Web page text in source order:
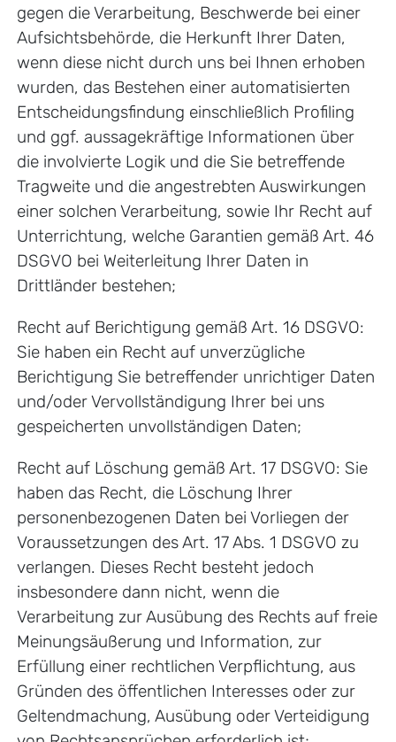
gegen die Verarbeitung, Beschwerde bei einer
Aufsichtsbehörde, die Herkunft Ihrer Daten,
wenn diese nicht durch uns bei Ihnen erhoben
wurden, das Bestehen einer automatisierten
Entscheidungsfindung einschließlich Profiling
und ggf. aussagekräftige Informationen über
die involvierte Logik und die Sie betreffende
Tragweite und die angestrebten Auswirkungen
einer solchen Verarbeitung, sowie Ihr Recht auf
Unterrichtung, welche Garantien gemäß Art. 46
DSGVO bei Weiterleitung Ihrer Daten in
Drittländer bestehen;
Recht auf Berichtigung gemäß Art. 16 DSGVO:
Sie haben ein Recht auf unverzügliche
Berichtigung Sie betreffender unrichtiger Daten
und/oder Vervollständigung Ihrer bei uns
gespeicherten unvollständigen Daten;
Recht auf Löschung gemäß Art. 17 DSGVO: Sie
haben das Recht, die Löschung Ihrer
personenbezogenen Daten bei Vorliegen der
Voraussetzungen des Art. 17 Abs. 1 DSGVO zu
verlangen. Dieses Recht besteht jedoch
insbesondere dann nicht, wenn die
Verarbeitung zur Ausübung des Rechts auf freie
Meinungsäußerung und Information, zur
Erfüllung einer rechtlichen Verpflichtung, aus
Gründen des öffentlichen Interesses oder zur
Geltendmachung, Ausübung oder Verteidigung